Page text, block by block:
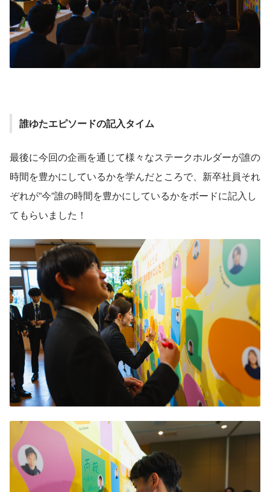
誰ゆたエピソードの記入タイム
最後に今回の企画を通じて様々なステークホルダーが誰の
時間を豊かにしているかを学んだところで、新卒社員それ
ぞれが”今”誰の時間を豊かにしているかをボードに記入し
てもらいました！